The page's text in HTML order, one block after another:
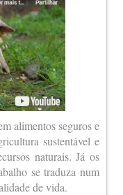
alimentos seguros e
sustentável e
naturais. Já os
se traduza num
de vida.